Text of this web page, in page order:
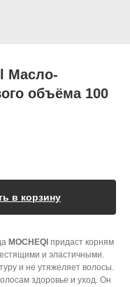
Масло-
объёма 100
в корзину
MOCHEQI придаст корням
и эластичными.
и не утяжеляет волосы.
здоровье и уход. Он